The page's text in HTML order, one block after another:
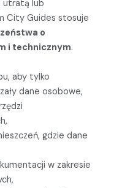
utratą lub
City Guides stosuje
o
i technicznym.
aby tylko
dane osobowe,
gdzie dane
w zakresie